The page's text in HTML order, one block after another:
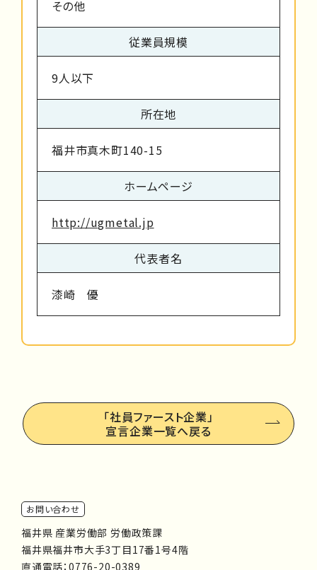
その他
従業員規模
9人以下
所在地
福井市真木町140-15
ホームページ
http://ugmetal.jp
代表者名
漆崎 優
「社員ファースト企業」
宣言企業一覧へ戻る
お問い合わせ
福井県 産業労働部 労働政策課
福井県福井市大手3丁目17番1号4階
直通電話： 0776-20-0389